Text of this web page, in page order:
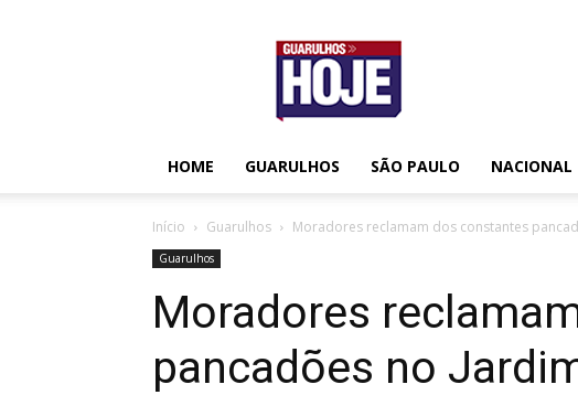
Guarulhos
Hoje
HOME GUARULHOS SÃO PAULO NACIONAL
Início Guarulhos Moradores reclamam dos constantes
Guarulhos
Moradores
pancadões no